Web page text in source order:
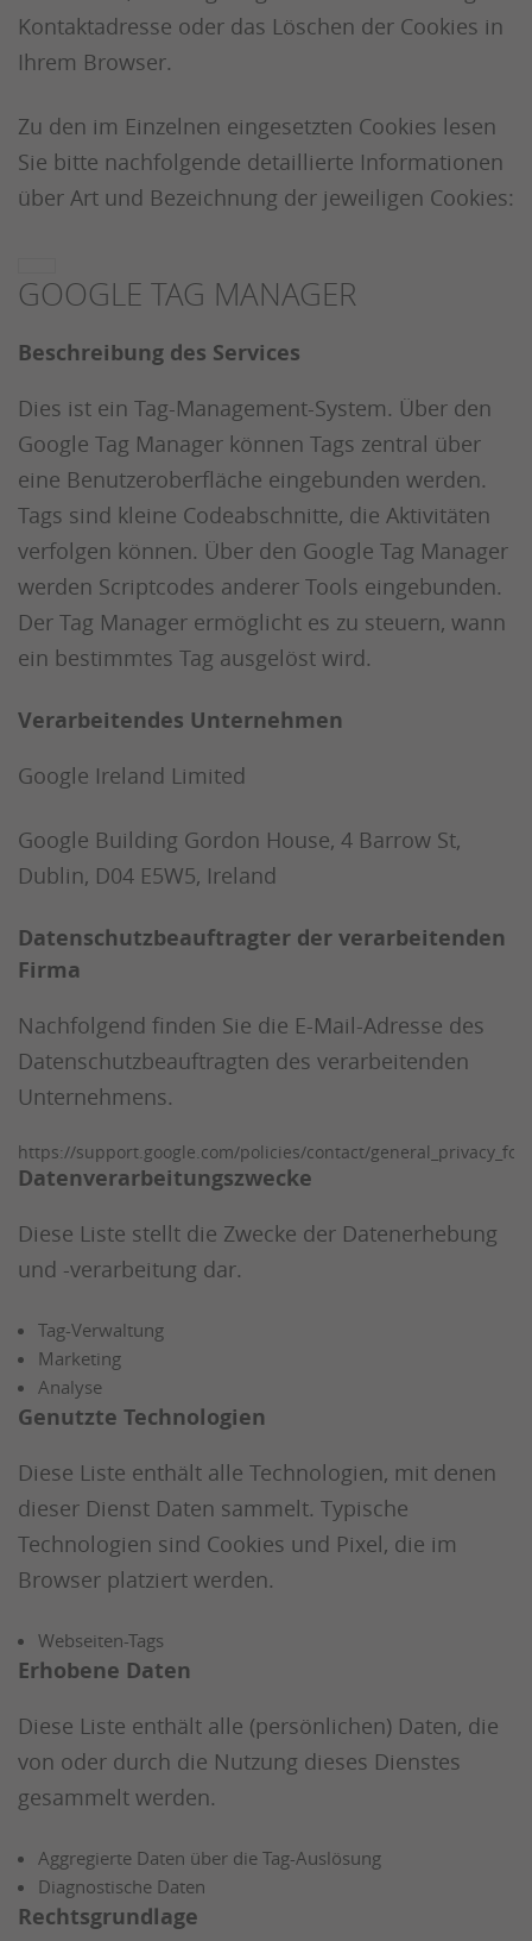
Kontaktadresse oder das Löschen der Cookies in
Ihrem Browser.
Zu den im Einzelnen eingesetzten Cookies lesen
Sie bitte nachfolgende detaillierte Informationen
über Art und Bezeichnung der jeweiligen Cookies:
GOOGLE TAG MANAGER
Beschreibung des Services
Dies ist ein Tag-Management-System. Über den
Google Tag Manager können Tags zentral über
eine Benutzeroberfläche eingebunden werden.
Tags sind kleine Codeabschnitte, die Aktivitäten
verfolgen können. Über den Google Tag Manager
werden Scriptcodes anderer Tools eingebunden.
Der Tag Manager ermöglicht es zu steuern, wann
ein bestimmtes Tag ausgelöst wird.
Verarbeitendes Unternehmen
Google Ireland Limited
Google Building Gordon House, 4 Barrow St,
Dublin, D04 E5W5, Ireland
Datenschutzbeauftragter der verarbeitenden
Firma
Nachfolgend finden Sie die E-Mail-Adresse des
Datenschutzbeauftragten des verarbeitenden
Unternehmens.
https://support.google.com/policies/contact/
Datenverarbeitungszwecke
Diese Liste stellt die Zwecke der Datenerhebung
und -verarbeitung dar.
Tag-Verwaltung
Marketing
Analyse
Genutzte Technologien
Diese Liste enthält alle Technologien, mit denen
dieser Dienst Daten sammelt. Typische
Technologien sind Cookies und Pixel, die im
Browser platziert werden.
Webseiten-Tags
Erhobene Daten
Diese Liste enthält alle (persönlichen) Daten, die
von oder durch die Nutzung dieses Dienstes
gesammelt werden.
Aggregierte Daten über die Tag-Auslösung
Diagnostische Daten
Rechtsgrundlage